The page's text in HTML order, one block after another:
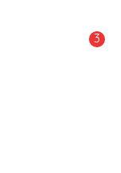
3